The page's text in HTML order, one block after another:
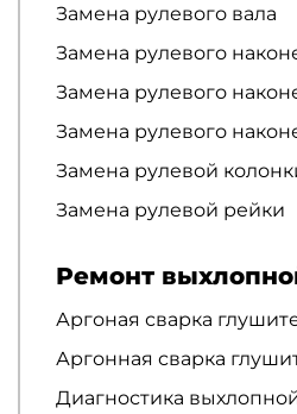
Замена рулевого вала
Замена рулевого
Замена рулевого
Замена рулевого
Замена рулевой
Замена рулевой рейки
Ремонт
Аргоная сварка
Аргонная сварка
Диагностика